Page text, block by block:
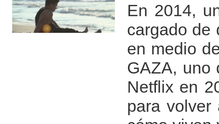
En 2014,
cargado de
en medio
GAZA, uno
Netflix en
para volver